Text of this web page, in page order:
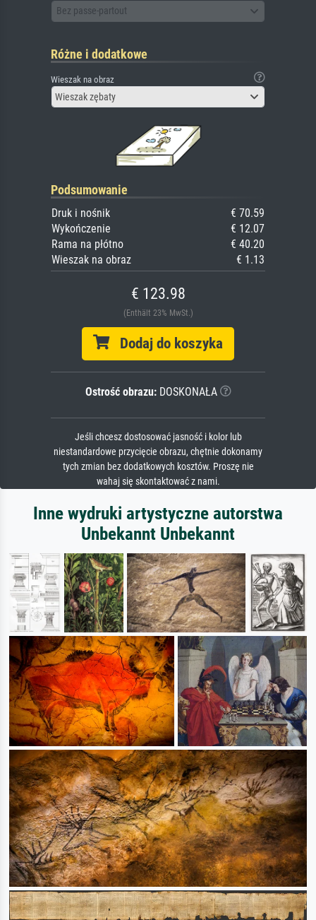
Bez passe-partout
Różne i dodatkowe
Wieszak na obraz
Wieszak zębaty
Podsumowanie
Druk i nośnik
€ 70.59
Wykończenie
€ 12.07
Rama na płótno
€ 40.20
Wieszak na obraz
€ 1.13
€ 123.98
(Enthält 23% MwSt.)
Dodaj do koszyka
Ostrość obrazu:DOSKONAŁA
Jeśli chcesz dostosować jasność i kolor lub
niestandardowe przycięcie obrazu, chętnie dokonamy
tych zmian bez dodatkowych kosztów. Proszę nie
wahaj się skontaktować z nami.
Inne wydruki artystyczne autorstwa
Unbekannt Unbekannt